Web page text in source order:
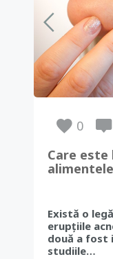
0
Care
Există o
erupțiile
două a fost
studiile…